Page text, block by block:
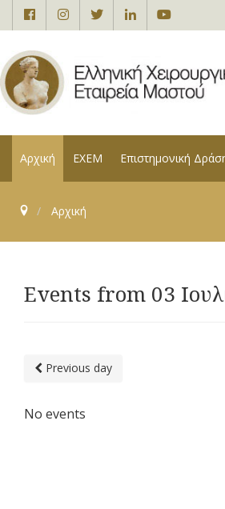
Αρχική ΕΧΕΜ Επιστημονική
Αρχική
Events from 03
Previous day
No events